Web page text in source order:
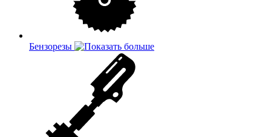
Бензорезы